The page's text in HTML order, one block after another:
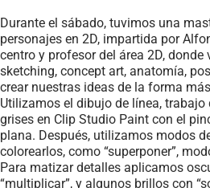
Durante el sábado, tuvimos una
personajes en 2D, impartida por
centro y profesor del área 2D,
sketching, concept art, anatomía,
crear nuestras ideas de la forma
Utilizamos el dibujo de línea, trabajo
grises en Clip Studio Paint con el
plana. Después, utilizamos modos
colorearlos, como “superponer”,
Para matizar detalles aplicamos
“multiplicar”, y algunos brillos con